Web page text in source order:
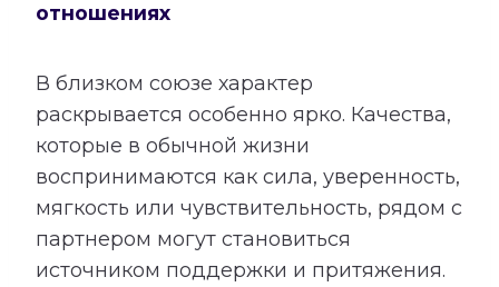
отношениях
В близком союзе характер
раскрывается особенно ярко. Качества,
которые в обычной жизни
воспринимаются как сила, уверенность,
мягкость или чувствительность, рядом с
партнером могут становиться
источником поддержки и притяжения.